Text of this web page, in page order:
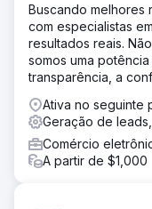
Buscando melhores
com especialistas
resultados reais.
somos uma
transparência, a
Ativa no seguinte
Geração de
Comércio
A partir de $1,000